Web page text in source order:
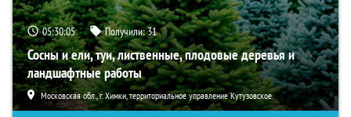
05:30:03 Получили:31
Сосны и ели, туи, лиственные, плодовые деревья и
ландшафтные работы
Московская обл., г. Химки, территориальное управление Кутузовское